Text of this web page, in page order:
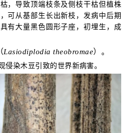
，导致顶端枝条及侧枝干枯但植株
可从基部生长出新枝，发病中后期
有大量黑色圆形子座，初埋生，成
Lasiodiplodia theobromae）。
侵染木豆引致的世界新病害。